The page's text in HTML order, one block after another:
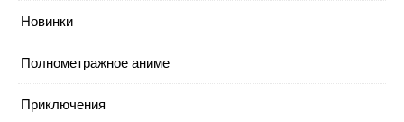
Новинки
Полнометражное аниме
Приключения